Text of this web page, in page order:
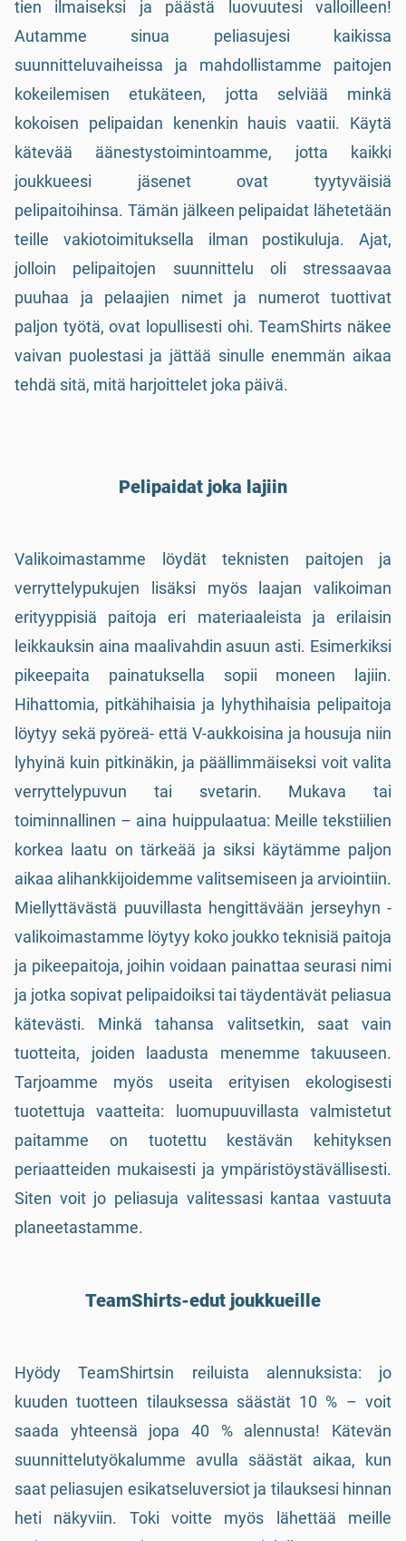
tien ilmaiseksi ja päästä luovuutesi valloilleen!
Autamme sinua peliasujesi kaikissa
suunnitteluvaiheissa ja mahdollistamme paitojen
kokeilemisen etukäteen, jotta selviää minkä
kokoisen pelipaidan kenenkin hauis vaatii. Käytä
kätevää äänestystoimintoamme, jotta kaikki
joukkueesi jäsenet ovat tyytyväisiä
pelipaitoihinsa. Tämän jälkeen pelipaidat lähetetään
teille vakiotoimituksella ilman postikuluja. Ajat,
jolloin pelipaitojen suunnittelu oli stressaavaa
puuhaa ja pelaajien nimet ja numerot tuottivat
paljon työtä, ovat lopullisesti ohi. TeamShirts näkee
vaivan puolestasi ja jättää sinulle enemmän aikaa
tehdä sitä, mitä harjoittelet joka päivä.
Pelipaidat joka lajiin
Valikoimastamme löydät teknisten paitojen ja
verryttelypukujen lisäksi myös laajan valikoiman
erityyppisiä paitoja eri materiaaleista ja erilaisin
leikkauksin aina maalivahdin asuun asti. Esimerkiksi
pikeepaita painatuksella sopii moneen lajiin.
Hihattomia, pitkähihaisia ja lyhythihaisia pelipaitoja
löytyy sekä pyöreä- että V-aukkoisina ja housuja niin
lyhyinä kuin pitkinäkin, ja päällimmäiseksi voit valita
verryttelypuvun tai svetarin. Mukava tai
toiminnallinen – aina huippulaatua: Meille tekstiilien
korkea laatu on tärkeää ja siksi käytämme paljon
aikaa alihankkijoidemme valitsemiseen ja arviointiin.
Miellyttävästä puuvillasta hengittävään jerseyhyn -
valikoimastamme löytyy koko joukko teknisiä paitoja
ja pikeepaitoja, joihin voidaan painattaa seurasi nimi
ja jotka sopivat pelipaidoiksi tai täydentävät peliasua
kätevästi. Minkä tahansa valitsetkin, saat vain
tuotteita, joiden laadusta menemme takuuseen.
Tarjoamme myös useita erityisen ekologisesti
tuotettuja vaatteita: luomupuuvillasta valmistetut
paitamme on tuotettu kestävän kehityksen
periaatteiden mukaisesti ja ympäristöystävällisesti.
Siten voit jo peliasuja valitessasi kantaa vastuuta
planeetastamme.
TeamShirts-edut joukkueille
Hyödy TeamShirtsin reiluista alennuksista: jo
kuuden tuotteen tilauksessa säästät 10 % – voit
saada yhteensä jopa 40 % alennusta! Kätevän
suunnittelutyökalumme avulla säästät aikaa, kun
saat peliasujen esikatseluversiot ja tilauksesi hinnan
heti näkyviin. Toki voitte myös lähettää meille